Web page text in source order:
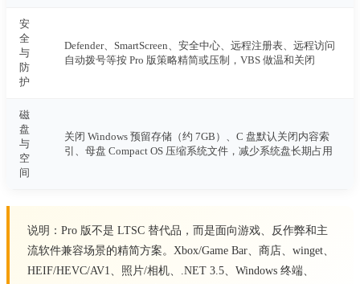
安
全
与
防
护
Defender、SmartScreen、安全中心、远程注册表、远程访问
自动拨号等按 Pro 版策略精简或压制，VBS 做温和关闭
磁
盘
与
空
间
关闭 Windows 预留存储（约 7GB）、C 盘默认关闭内容索
引、母盘 Compact OS 压缩系统文件，减少系统盘长期占用
说明：Pro 版不是 LTSC 替代品，而是面向游戏、反作弊和主
流软件兼容场景的精简方案。Xbox/Game Bar、商店、winget、
HEIF/HEVC/AV1、照片/相机、.NET 3.5、Windows 终端、